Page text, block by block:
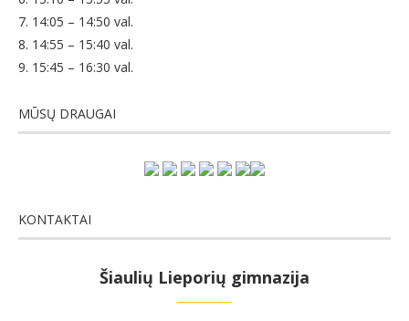
7. 14:05 – 14:50 val.
8. 14:55 – 15:40 val.
9. 15:45 – 16:30 val.
MŪSŲ DRAUGAI
KONTAKTAI
Šiaulių Lieporių gimnazija